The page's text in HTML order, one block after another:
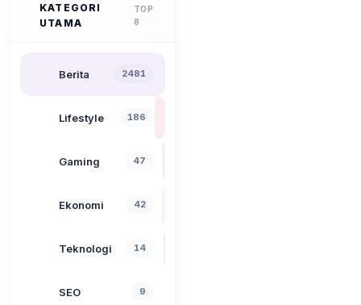
KATEGORI
UTAMA
TOP
8
Berita 2481
Lifestyle 186
Gaming 47
Ekonomi 42
Teknologi 14
SEO 9